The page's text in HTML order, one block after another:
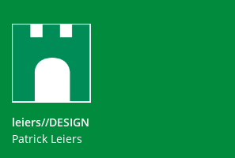
leiers//DESIGN
Patrick Leiers